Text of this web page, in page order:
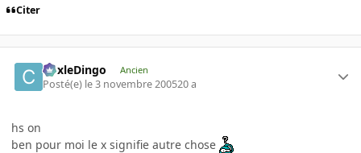
Citer
CoxleDingo Ancien
Posté(e) le 3 novembre 200520 a
hs on
ben pour moi le x signifie autre chose